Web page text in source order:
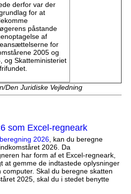
derfor var der
for at
påstande
af
for
2005 og
og Skatteministeriet
Den Juridiske Vejledning
som Excel-regneark
2026, kan du beregne
2026. Da
har form af et Excel-regneark,
at gemme de indtastede oplysninger
computer. Skal du beregne skatten
2025, skal du i stedet benytte